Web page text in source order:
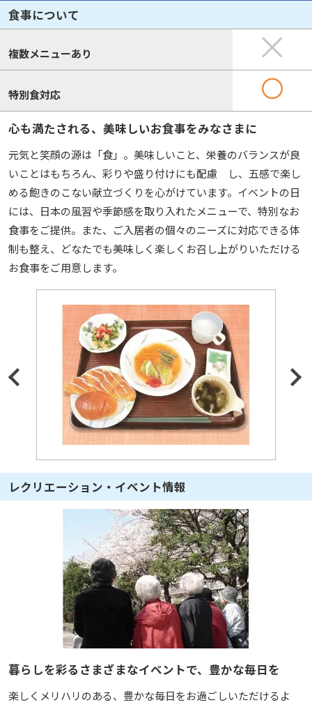
食事について
複数メニューあり
特別食対応
心も満たされる、美味しいお食事をみなさまに
元気と笑顔の源は「食」。美味しいこと、栄養のバランスが良
いことはもちろん、彩りや盛り付けにも配慮 し、五感で楽し
める飽きのこない献立づくりを心がけています。イベントの日
には、日本の風習や季節感を取り入れたメニューで、特別なお
食事をご提供。また、ご入居者の個々のニーズに対応できる体
制も整え、どなたでも美味しく楽しくお召し上がりいただける
お食事をご用意します。
レクリエーション・イベント情報
暮らしを彩るさまざまなイベントで、豊かな毎日を
楽しくメリハリのある、豊かな毎日をお過ごしいただけるよ